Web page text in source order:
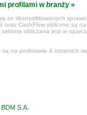
profilami w branży »
ze skonsolidowanych
oraz CashFlow obliczne są
obliczana jest w
są na podstawie 4 ostatnich
S.A.